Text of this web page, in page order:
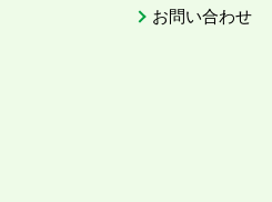
お問い合わせ